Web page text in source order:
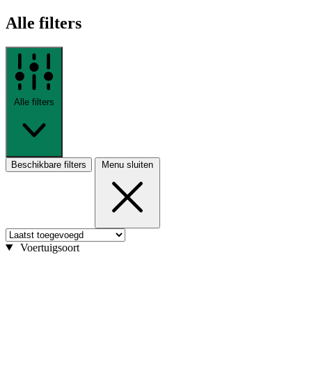
Alle filters
Alle filters
Beschikbare filters Menu sluiten
Voertuigsoort